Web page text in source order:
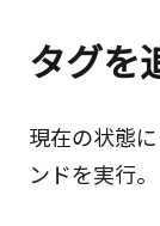
タグを
現在の状態
ンドを実行。